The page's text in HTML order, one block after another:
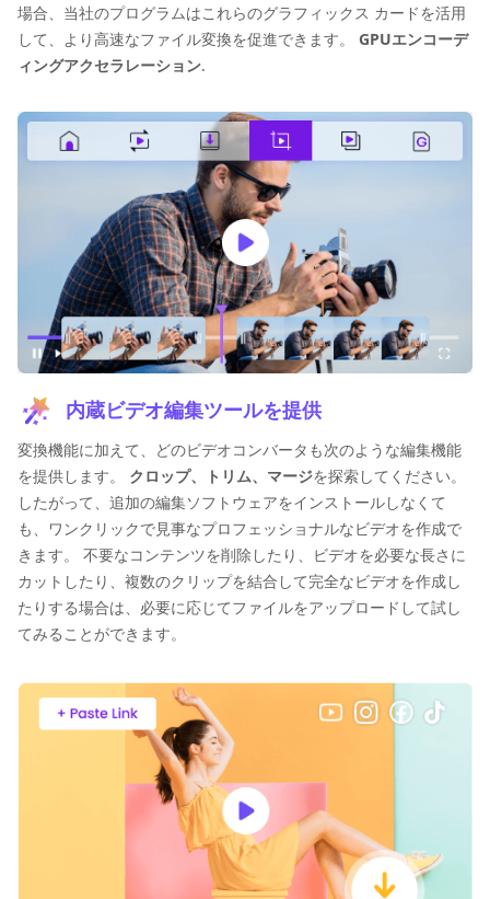
場合、当社のプログラムはこれらのグラフィックス カードを活用
して、より高速なファイル変換を促進できます。 GPUエンコーデ
ィングアクセラレーション.
内蔵ビデオ編集ツールを提供
変換機能に加えて、どのビデオコンバータも次のような編集機能
を提供します。 クロップ、トリム、マージを探索してください。
したがって、追加の編集ソフトウェアをインストールしなくて
も、ワンクリックで見事なプロフェッショナルなビデオを作成で
きます。 不要なコンテンツを削除したり、ビデオを必要な長さに
カットしたり、複数のクリップを結合して完全なビデオを作成し
たりする場合は、必要に応じてファイルをアップロードして試し
てみることができます。